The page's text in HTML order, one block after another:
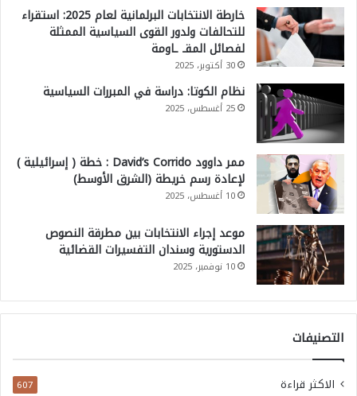
خارطة الانتخابات البرلمانية لعام 2025: استقراء
للتحالفات ولدور القوى السياسية الممثلة
لفصائل المقـ ـاومة
30 أكتوبر، 2025
نظام الكوتا: دراسة في المبررات السياسية
25 أغسطس، 2025
ممر داوود David’s Corrido : خطة ( إسرائيلية )
لإعادة رسم خريطة (الشرق الأوسط)
10 أغسطس، 2025
موعد إجراء الانتخابات بين مطرقة النصوص
الدستورية وسندان التفسيرات القضائية
10 نوفمبر، 2025
التصنيفات
الاكثر قراءة 607